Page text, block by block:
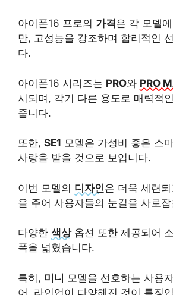
아이폰16 프로의 가격은 각 모델
만, 고성능을 강조하며 합리적인
다.
아이폰16 시리즈는 PRO와 PRO
시되며, 각기 다른 용도로 매력적
줍니다.
또한, SE1 모델은 가성비 좋은 스
사랑을 받을 것으로 보입니다.
이번 모델의 디자인은 더욱 세련
을 주어 사용자들의 눈길을 사로
다양한 색상옵션 또한 제공되어
폭을 넓혔습니다.
특히, 미니 모델을 선호하는 사용
어, 라인업이 다양해진 것이 특징